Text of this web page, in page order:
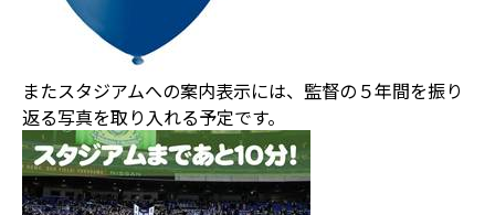
またスタジアムへの案内表示には、監督の５年間を振り
返る写真を取り入れる予定です。